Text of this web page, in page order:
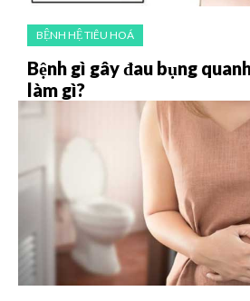
BỆNH HỆ TIÊU HOÁ
Bệnh gì gây đau bụng
làm gì?